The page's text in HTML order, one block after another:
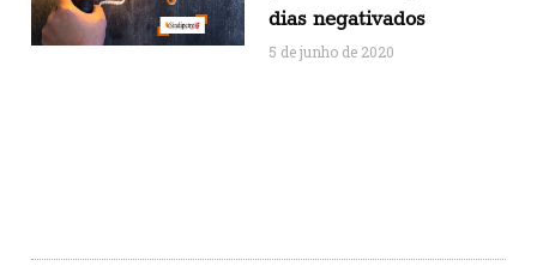
dias negativados
5 de junho de 2020